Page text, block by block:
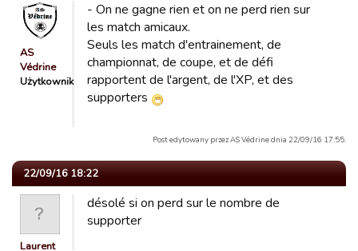
AS
Védrine
Użytkownik
- On ne gagne rien et on ne perd rien sur
les match amicaux.
Seuls les match d'entrainement, de
championnat, de coupe, et de défi
rapportent de l'argent, de l'XP, et des
supporters
Post edytowany przez AS Védrine dnia 22/09/16 17:55.
22/09/16 18:22
Laurent
désolé si on perd sur le nombre de
supporter